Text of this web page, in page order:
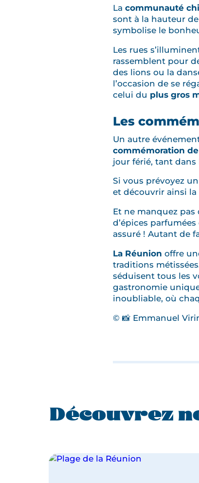
La communauté
sont à la hauteur
symbolise le
Les rues
rassemblent pour
des lions ou la
l’occasion de se
celui du plus gros
Les
Un autre
commémoration de
jour férié, tant dans
Si vous prévoyez un
et découvrir ainsi la
Et ne manquez pas
d’épices
assuré ! Autant de
La Réunion offre
traditions
séduisent tous les
gastronomie
inoubliable, où
© 📸 Emmanuel
Découvrez